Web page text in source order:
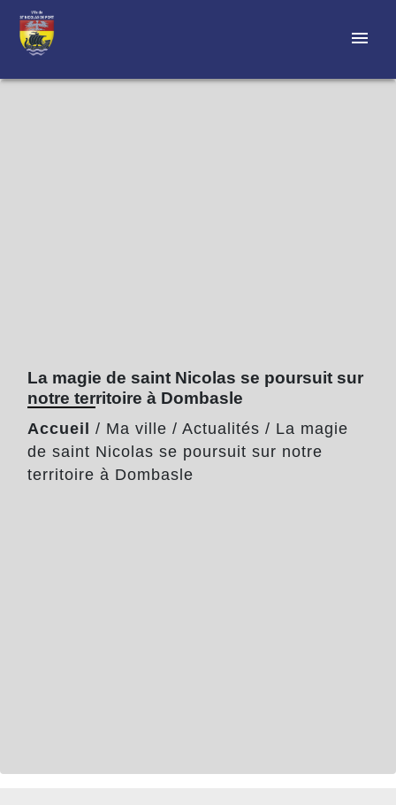
menu
La magie de saint Nicolas se poursuit sur
notre territoire à Dombasle
Accueil / Ma ville / Actualités / La magie
de saint Nicolas se poursuit sur notre
territoire à Dombasle